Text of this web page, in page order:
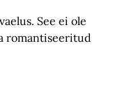
See ei ole
romantiseeritud